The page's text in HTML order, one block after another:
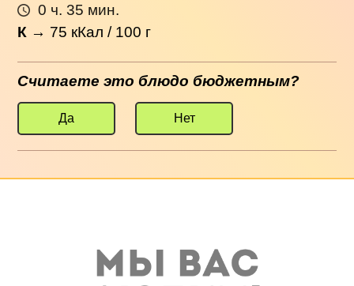
0 ч. 35 мин.
К → 75 кКал / 100 г
Считаете это блюдо бюджетным?
Да Нет